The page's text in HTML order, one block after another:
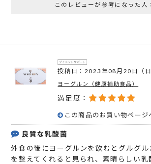
このレビューが参考になった人：
投稿日：2023年08月20日（日
ヨーグルン（健康補助食品）
満足度：
この商品のお買い物ページ
良質な乳酸菌
外食の後にヨーグルンを飲むとグルグル
を整えてくれると見られ、素晴らしい乳